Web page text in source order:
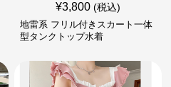
¥3,800 (税込)
地雷系 フリル付きスカート一体
型タンクトップ水着